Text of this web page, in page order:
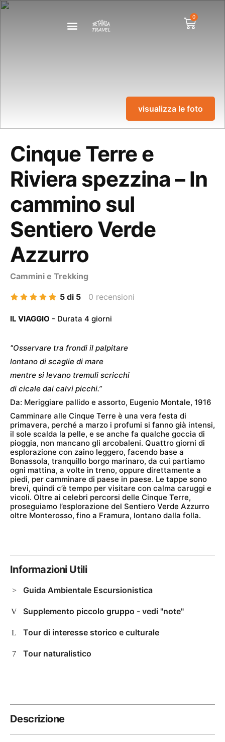
0
visualizza le foto
Cinque Terre e
Riviera spezzina – In
cammino sul
Sentiero Verde
Azzurro
Cammini e Trekking
5 di 5 0 recensioni
IL VIAGGIO - Durata 4 giorni
"Osservare tra frondi il palpitare
lontano di scaglie di mare
mentre si levano tremuli scricchi
di cicale dai calvi picchi.”
Da: Meriggiare pallido e assorto, Eugenio Montale, 1916
Camminare alle Cinque Terre è una vera festa di
primavera, perché a marzo i profumi si fanno già intensi,
il sole scalda la pelle, e se anche fa qualche goccia di
pioggia, non mancano gli arcobaleni. Quattro giorni di
esplorazione con zaino leggero, facendo base a
Bonassola, tranquillo borgo marinaro, da cui partiamo
ogni mattina, a volte in treno, oppure direttamente a
piedi, per camminare di paese in paese. Le tappe sono
brevi, quindi c’è tempo per visitare con calma caruggi e
vicoli. Oltre ai celebri percorsi delle Cinque Terre,
proseguiamo l’esplorazione del Sentiero Verde Azzurro
oltre Monterosso, fino a Framura, lontano dalla folla.
Informazioni Utili
Guida Ambientale Escursionistica
Supplemento piccolo gruppo - vedi "note"
Tour di interesse storico e culturale
Tour naturalistico
Descrizione